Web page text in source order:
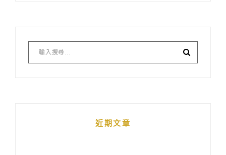
近期文章